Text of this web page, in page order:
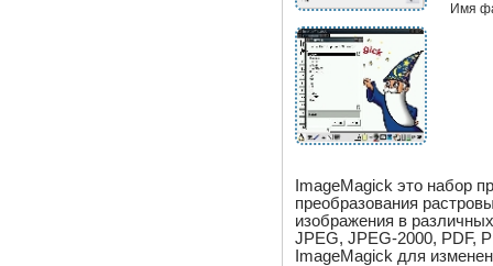
Имя
ImageMagick это набор
преобразования
изображения в
JPEG, JPEG-2000, PDF,
ImageMagick для